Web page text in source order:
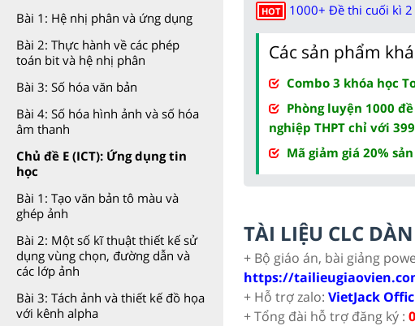
Bài 1: Hệ nhị phân và ứng dụng
Bài 2: Thực hành về các phép
toán bit và hệ nhị phân
Bài 3: Số hóa văn bản
Bài 4: Số hóa hình ảnh và số hóa
âm thanh
Chủ đề E (ICT): Ứng dụng tin
học
Bài 1: Tạo văn bản tô màu và
ghép ảnh
Bài 2: Một số kĩ thuật thiết kế sử
dụng vùng chọn, đường dẫn và
các lớp ảnh
Bài 3: Tách ảnh và thiết kế đồ họa
với kênh alpha
HOT 1000+ Đề thi cuối kì
Các sản phẩm
Combo 3 khóa học
Phòng luyện 1000
nghiệp THPT chỉ với
Mã giảm giá 20%
TÀI LIỆU CLC
+ Bộ giáo án, bài giảng
https://
+ Hỗ trợ zalo: VietJack
+ Tổng đài hỗ trợ đăng ký :